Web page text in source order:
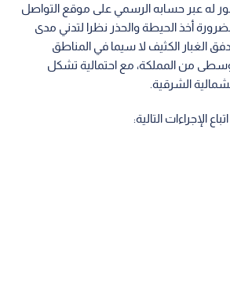
له عبر حسابه الرسمي على موقع التواصل
أخذ الحيطة والحذر نظرا لتدني مدى
الغبار الكثيف لا سيما في المناطق
من المملكة، مع احتمالية تشكل
الشرقية.
الإجراءات التالية: